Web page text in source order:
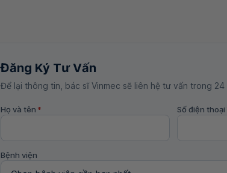
Đăng Ký Tư Vấn
Để lại thông tin, bác sĩ Vinmec sẽ liên hệ tư vấn trong 24
Họ và tên * Số điện thoại
Bệnh viện